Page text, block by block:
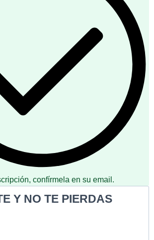
confírmela en su email.
Y NO TE PIERDAS